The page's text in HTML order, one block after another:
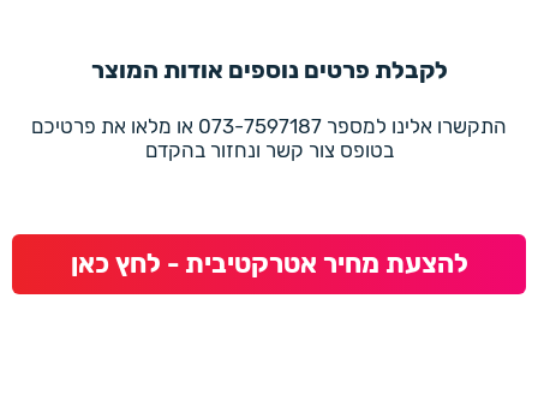
לקבלת פרטים נוספים אודות המוצר
התקשרו אלינו למספר 073-7597187 או מלאו את פרטיכם
בטופס צור קשר ונחזור בהקדם
להצעת מחיר אטרקטיבית - לחץ כאן